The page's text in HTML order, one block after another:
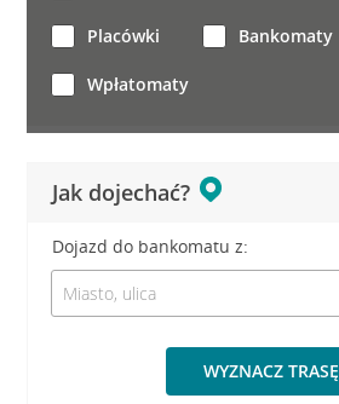
Jak dojechać?
Dojazd do bankomatu z:
WYZNACZ TRASĘ
Placówki Bankomaty
Wpłatomaty